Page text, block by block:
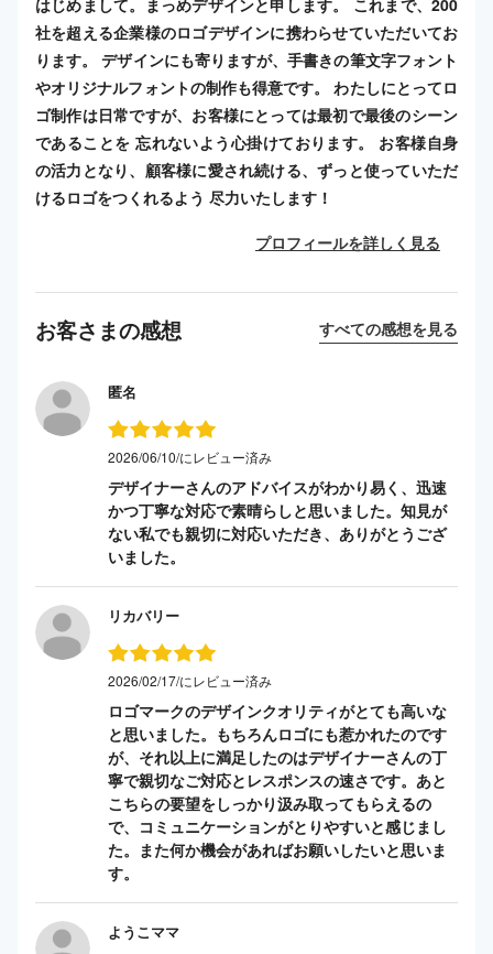
社を超える企業様のロゴデザインに携わらせていただいてお
ります。 デザインにも寄りますが、手書きの筆文字フォント
やオリジナルフォントの制作も得意です。 わたしにとってロ
ゴ制作は日常ですが、お客様にとっては最初で最後のシーン
であることを 忘れないよう心掛けております。 お客様自身
の活力となり、顧客様に愛され続ける、ずっと使っていただ
けるロゴをつくれるよう 尽力いたします！
プロフィールを詳しく見る
お客さまの感想 すべての感想を見る
匿名
2026/06/10/にレビュー済み
デザイナーさんのアドバイスがわかり易く、迅速
かつ丁寧な対応で素晴らしと思いました。知見が
ない私でも親切に対応いただき、ありがとうござ
いました。
リカバリー
2026/02/17/にレビュー済み
ロゴマークのデザインクオリティがとても高いな
と思いました。もちろんロゴにも惹かれたのです
が、それ以上に満足したのはデザイナーさんの丁
寧で親切なご対応とレスポンスの速さです。あと
こちらの要望をしっかり汲み取ってもらえるの
で、コミュニケーションがとりやすいと感じまし
た。また何か機会があればお願いしたいと思いま
す。
ようこママ